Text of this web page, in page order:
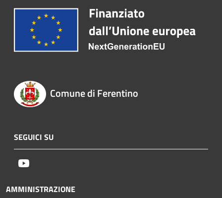
Comune di Ferentino
SEGUICI SU
AMMINISTRAZIONE